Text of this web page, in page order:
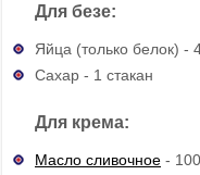
Для безе:
Яйца (только белок) -
Сахар - 1 стакан
Для крема:
Масло сливочное -